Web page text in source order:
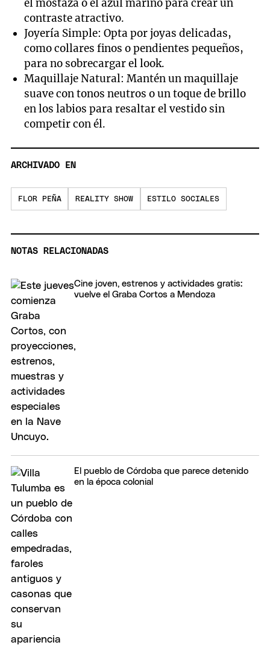
el mostaza o el azul marino para crear un
contraste atractivo.
Joyería Simple: Opta por joyas delicadas,
como collares finos o pendientes pequeños,
para no sobrecargar el look.
Maquillaje Natural: Mantén un maquillaje
suave con tonos neutros o un toque de brillo
en los labios para resaltar el vestido sin
competir con él.
ARCHIVADO EN
FLOR PEÑA REALITY SHOW ESTILO SOCIALES
NOTAS RELACIONADAS
Cine joven, estrenos y actividades gratis:
vuelve el Graba Cortos a Mendoza
El pueblo de Córdoba que parece detenido
en la época colonial